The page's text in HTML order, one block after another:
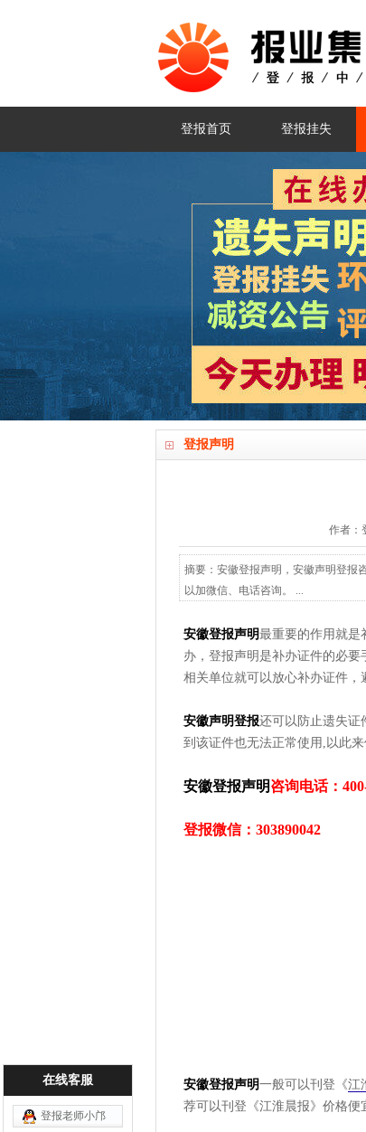
登报首页 登报挂失
登报声明
作者：
摘要：安徽登报声明，安徽声明登报
以加微信、电话咨询。 ...
安徽登报声明最重要的作用就是
办，登报声明是补办证件的必要
相关单位就可以放心补办证件，
安徽声明登报还可以防止遗失证
到该证件也无法正常使用,以此来
安徽登报声明咨询电话：
登报微信：303890042
安徽登报声明一般可以刊登《江
荐可以刊登《江淮晨报》价格便
在线客服
登报老师小邝